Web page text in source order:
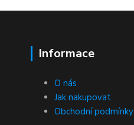
Informace
O nás
Jak nakupovat
Obchodní podmínky